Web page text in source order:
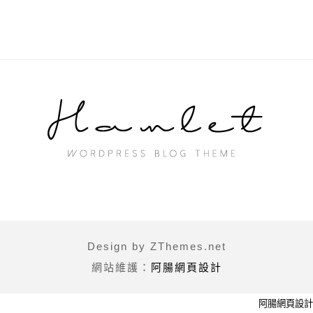
Design by ZThemes.net
網站維護： 阿腸網頁設計
阿腸網頁設計